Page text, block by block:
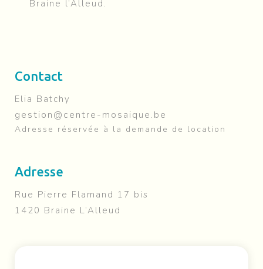
Braine l’Alleud.
Contact
Elia Batchy
gestion@centre-mosaique.be
Adresse réservée à la demande de location
Adresse
Rue Pierre Flamand 17 bis
1420 Braine L’Alleud